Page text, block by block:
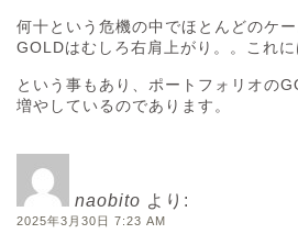
何十という危機の中でほとんどのケ
GOLDはむしろ右肩上がり。。これに
という事もあり、ポートフォリオの
増やしているのであります。
naobito より:
2025年3月30日 7:23 AM